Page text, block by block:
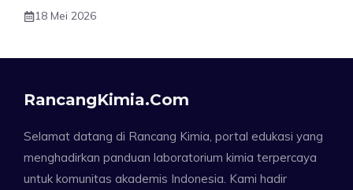
18 Mei 2026
RancangKimia.com
Selamat datang di Rancang Kimia, portal edukasi yang
menghadirkan panduan laboratorium kimia terpercaya
untuk komunitas akademis Indonesia. Kami hadir